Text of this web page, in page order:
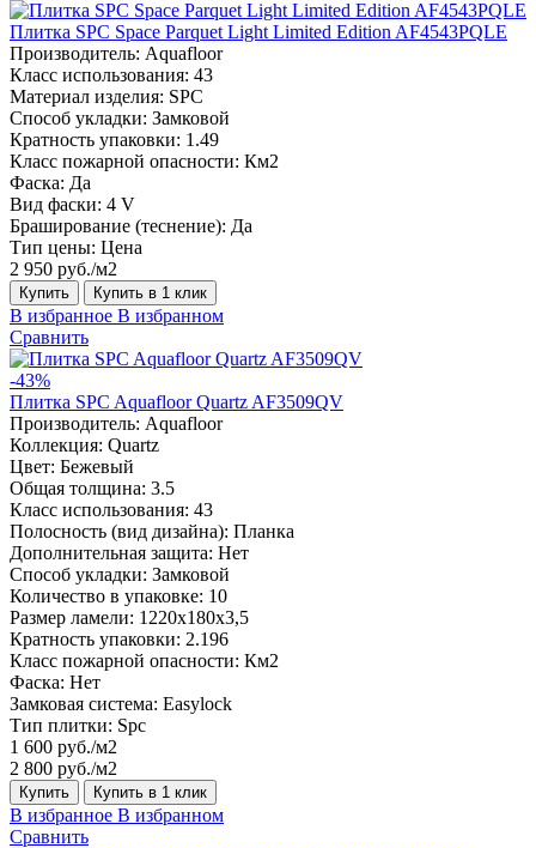
Плитка SPC Space Parquet Light Limited Edition AF4543PQLE
Производитель: Aquafloor
Класс использования: 43
Материал изделия: SPC
Способ укладки: Замковой
Кратность упаковки: 1.49
Класс пожарной опасности: Км2
Фаска: Да
Вид фаски: 4 V
Браширование (теснение): Да
Тип цены: Цена
2 950 руб./м2
Купить Купить в 1 клик
В избранное В избранном
Сравнить
-43%
Плитка SPC Aquafloor Quartz AF3509QV
Производитель: Aquafloor
Коллекция: Quartz
Цвет: Бежевый
Общая толщина: 3.5
Класс использования: 43
Полосность (вид дизайна): Планка
Дополнительная защита: Нет
Способ укладки: Замковой
Количество в упаковке: 10
Размер ламели: 1220х180х3,5
Кратность упаковки: 2.196
Класс пожарной опасности: Км2
Фаска: Нет
Замковая система: Easylock
Тип плитки: Spc
1 600 руб./м2
2 800 руб./м2
Купить Купить в 1 клик
В избранное В избранном
Сравнить